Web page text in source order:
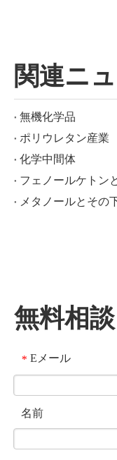
関連ニ
無機化学品
ポリウレタン産業
化学中間体
無料相談
* Eメール
名前